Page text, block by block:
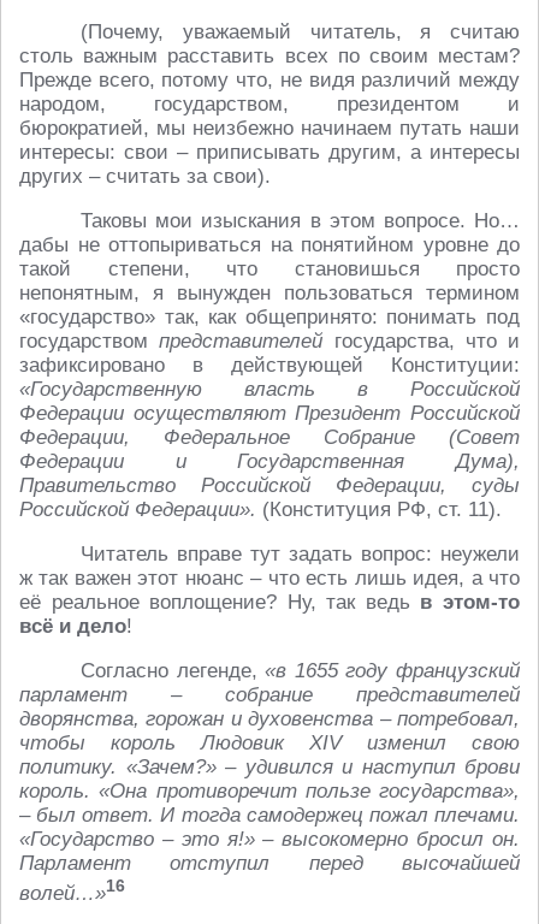
(Почему, уважаемый читатель, я считаю
столь важным расставить всех по своим местам?
Прежде всего, потому что, не видя различий между
народом, государством, президентом и
бюрократией, мы неизбежно начинаем путать наши
интересы: свои – приписывать другим, а интересы
других – считать за свои).
Таковы мои изыскания в этом вопросе. Но…
дабы не оттопыриваться на понятийном уровне до
такой степени, что становишься просто
непонятным, я вынужден пользоваться термином
«государство» так, как общепринято: понимать под
государствомпредставителей государства, что и
зафиксировано в действующей Конституции:
«Государственную власть в Российской
Федерации осуществляют Президент Российской
Федерации, Федеральное Собрание (Совет
Федерации и Государственная Дума),
Правительство Российской Федерации, суды
Российской Федерации». (Конституция РФ, ст. 11).
Читатель вправе тут задать вопрос: неужели
ж так важен этот нюанс – что есть лишь идея, а что
её реальное воплощение? Ну, так ведь в этом-то
всё и дело!
Согласно легенде,«в 1655 году французский
парламент – собрание представителей
дворянства, горожан и духовенства – потребовал,
чтобы король Людовик XIV изменил свою
политику. «Зачем?» – удивился и наступил брови
король. «Она противоречит пользе государства»,
– был ответ. И тогда самодержец пожал плечами.
«Государство – это я!» – высокомерно бросил он.
Парламент отступил перед высочайшей
волей…»16